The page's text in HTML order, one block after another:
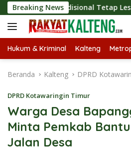
Langsung
ke
konten
Breaking News
Tradisional Tetap Lestari
Hukum & Kriminal Kalteng
Beranda Kalteng DPRD
DPRD Kotawaringin Timur
Warga Desa
Minta Pemkab
Jalan Desa